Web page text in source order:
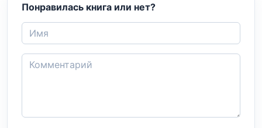
Понравилась книга или нет?